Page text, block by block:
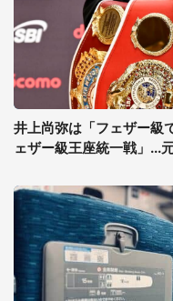
井上尚弥は「フェザー級
ェザー級王座統一戦」...